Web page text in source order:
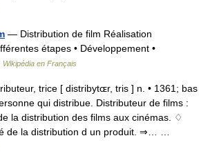
— Distribution de film Réalisation
étapes • Développement •
Wikipédia en Français
trice [ distribytɶr, tris ] n. • 1361; bas
qui distribue. Distributeur de films :
la distribution des films aux cinémas. ♢
de la distribution d un produit. ⇒… …